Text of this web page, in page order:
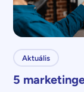
Aktuális
5